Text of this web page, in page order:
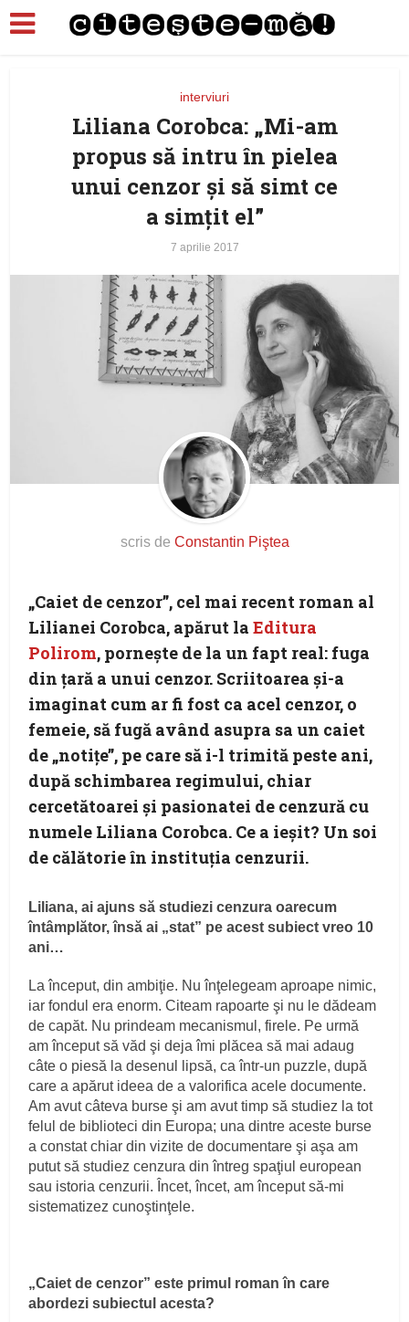
interviuri
Liliana Corobca: „Mi-am
propus să intru în pielea
unui cenzor şi să simt ce
a simţit el”
7 aprilie 2017
scris de Constantin Piştea
„Caiet de cenzor”, cel mai recent roman al
Lilianei Corobca, apărut laEditura
Polirom, porneşte de la un fapt real: fuga
din ţară a unui cenzor. Scriitoarea şi-a
imaginat cum ar fi fost ca acel cenzor, o
femeie, să fugă având asupra sa un caiet
de „notiţe”, pe care să i-l trimită peste ani,
după schimbarea regimului, chiar
cercetătoarei şi pasionatei de cenzură cu
numele Liliana Corobca. Ce a ieşit? Un soi
de călătorie în instituţia cenzurii.
Liliana, ai ajuns să studiezi cenzura oarecum
întâmplător, însă ai „stat” pe acest subiect vreo 10
ani…
La început, din ambiţie. Nu înţelegeam aproape nimic,
iar fondul era enorm. Citeam rapoarte şi nu le dădeam
de capăt. Nu prindeam mecanismul, firele. Pe urmă
am început să văd şi deja îmi plăcea să mai adaug
câte o piesă la desenul lipsă, ca într-un puzzle, după
care a apărut ideea de a valorifica acele documente.
Am avut câteva burse şi am avut timp să studiez la tot
felul de biblioteci din Europa; una dintre aceste burse
a constat chiar din vizite de documentare şi aşa am
putut să studiez cenzura din întreg spaţiul european
sau istoria cenzurii. Încet, încet, am început să-mi
sistematizez cunoştinţele.
„Caiet de cenzor” este primul roman în care
abordezi subiectul acesta?